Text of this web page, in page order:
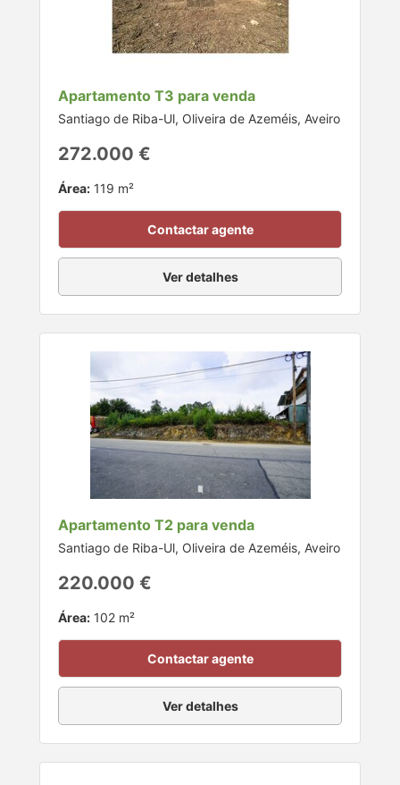
Apartamento T3 para venda
Santiago de Riba-Ul, Oliveira de Azeméis, Aveiro
272.000 €
Área: 119 m²
Contactar agente
Ver detalhes
Apartamento T2 para venda
Santiago de Riba-Ul, Oliveira de Azeméis, Aveiro
220.000 €
Área: 102 m²
Contactar agente
Ver detalhes